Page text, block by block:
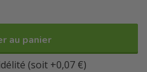
au panier
(soit +0,07 €)